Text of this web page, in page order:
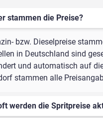
stammen die Preise?
bzw. Dieselpreise
in Deutschland sind
und automatisch auf
stammen alle
werden die Spritpreise